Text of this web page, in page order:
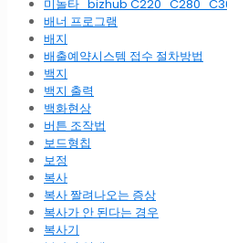
미놀타_bizhub
배너 프로그램
배지
배출예약시스템 접수 절차방법
백지
백지 출력
백화현상
버튼 조작법
보드형칩
보정
복사
복사 짤려나오는 증상
복사가 안 된다는 경우
복사기